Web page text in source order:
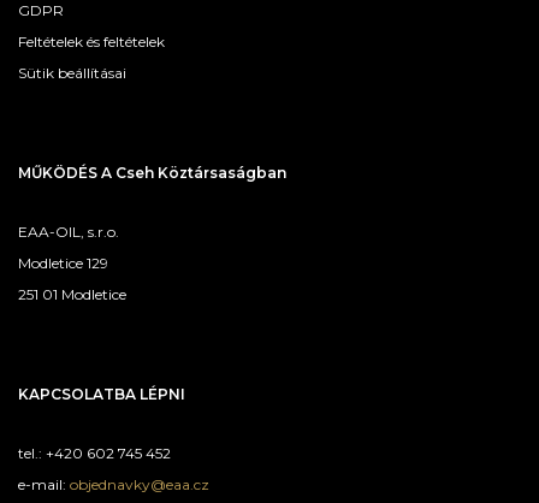
GDPR
Feltételek és feltételek
Sütik beállításai
MŰKÖDÉS A Cseh Köztársaságban
EAA-OIL, s.r.o.
Modletice 129
251 01 Modletice
KAPCSOLATBA LÉPNI
tel.: +420 602 745 452
e-mail: objednavky@eaa.cz